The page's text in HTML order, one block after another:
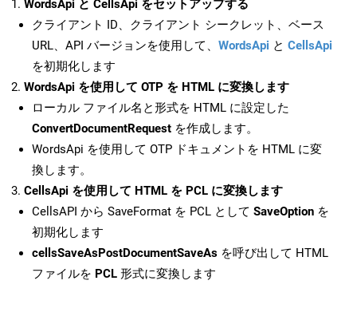
WordsApi と CellsApi をセットアップする
クライアント ID、クライアント シークレット、ベース
URL、API バージョンを使用して、 WordsApi と CellsApi
を初期化します
WordsApi を使用して OTP を HTML に変換します
ローカル ファイル名と形式を HTML に設定した
ConvertDocumentRequest を作成します。
WordsApi を使用して OTP ドキュメントを HTML に変
換します。
CellsApi を使用して HTML を PCL に変換します
CellsAPI から SaveFormat を PCL として SaveOption を
初期化します
cellsSaveAsPostDocumentSaveAs を呼び出して HTML
ファイルを PCL 形式に変換します